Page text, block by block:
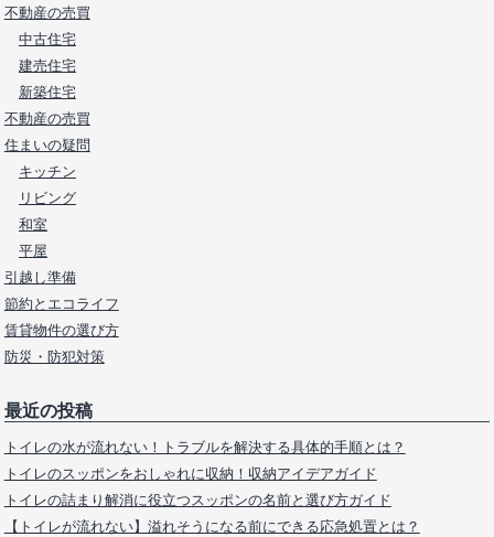
不動産の売買
中古住宅
建売住宅
新築住宅
不動産の売買
住まいの疑問
キッチン
リビング
和室
平屋
引越し準備
節約とエコライフ
賃貸物件の選び方
防災・防犯対策
最近の投稿
トイレの水が流れない！トラブルを解決する具体的手順とは？
トイレのスッポンをおしゃれに収納！収納アイデアガイド
トイレの詰まり解消に役立つスッポンの名前と選び方ガイド
【トイレが流れない】溢れそうになる前にできる応急処置とは？